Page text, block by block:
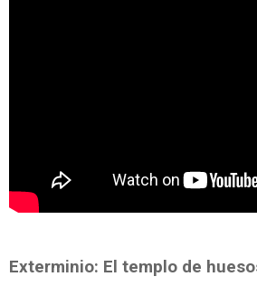
Exterminio: El templo de